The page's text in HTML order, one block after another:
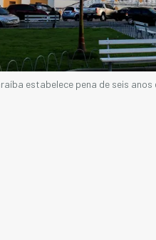
estabelece pena de seis